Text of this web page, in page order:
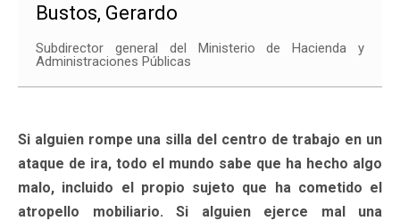
Bustos, Gerardo
Subdirector general del Ministerio de Hacienda y
Administraciones Públicas
Si alguien rompe una silla del centro de trabajo en un
ataque de ira, todo el mundo sabe que ha hecho algo
malo, incluido el propio sujeto que ha cometido el
atropello mobiliario. Si alguien ejerce mal una